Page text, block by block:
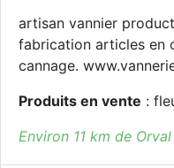
artisan vannier
fabrication articles en
cannage.
Produits en vente :
Environ 11 km de Orval